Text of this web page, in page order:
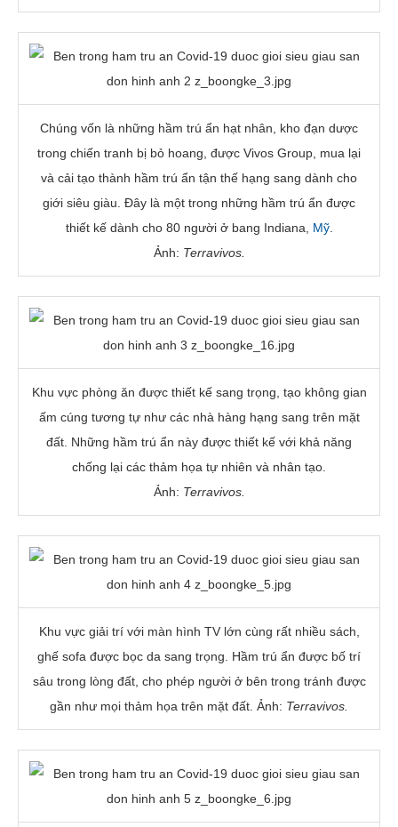
Chúng vốn là những hầm trú ẩn hạt nhân, kho đạn dược
trong chiến tranh bị bỏ hoang, được Vivos Group, mua lại
và cải tạo thành hầm trú ẩn tận thế hạng sang dành cho
giới siêu giàu. Đây là một trong những hầm trú ẩn được
thiết kế dành cho 80 người ở bang Indiana, Mỹ.
Ảnh: Terravivos.
Khu vực phòng ăn được thiết kế sang trọng, tạo không gian
ấm cúng tương tự như các nhà hàng hạng sang trên mặt
đất. Những hầm trú ẩn này được thiết kế với khả năng
chống lại các thảm họa tự nhiên và nhân tạo.
Ảnh: Terravivos.
Khu vực giải trí với màn hình TV lớn cùng rất nhiều sách,
ghế sofa được bọc da sang trọng. Hầm trú ẩn được bố trí
sâu trong lòng đất, cho phép người ở bên trong tránh được
gần như mọi thảm họa trên mặt đất. Ảnh: Terravivos.